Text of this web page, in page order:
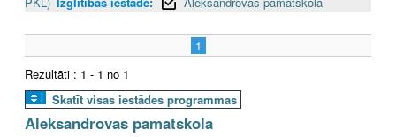
1
Rezultāti : 1 - 1 no 1
Skatīt visas iestādes programmas
Aleksandrovas pamatskola